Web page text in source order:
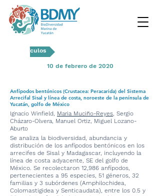
Artículos
10 de febrero de 2020
Anfípodos bentónicos (Crustacea: Peracarida) del Sistema
Arrecifal Sisal y línea de costa, noroeste de la península de
Yucatán, golfo de México
Ignacio Winfield, Maria Muciño-Reyes, Sergio
Cházaro-Olvera, Manuel Ortiz, Miguel Lozano-
Aburto
Se analiza la biodiversidad, abundancia y
distribución de los anfípodos bentónicos en los
arrecifes de Sisal y Madagascar, incluyendo la
línea de costa adyacente, SE del golfo de
México. Se recolectaron 12,986 anfípodos,
pertenecientes a 95 especies, 51 géneros, 32
familias y 3 subórdenes (Amphilochidea,
Colomastigidea y Senticaudata), entre los 0.5 y